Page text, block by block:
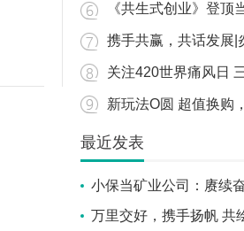
最近发表
小保当矿业公司：赓续
启“新”程
万里交好，携手扬帆 共